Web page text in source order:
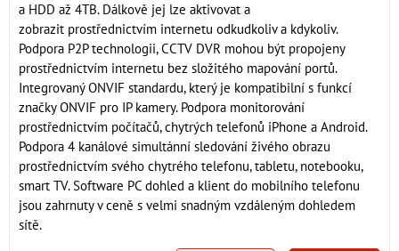
a HDD až 4TB. Dálkově jej lze aktivovat a
zobrazit prostřednictvím internetu odkudkoliv a kdykoliv.
Podpora P2P technologii, CCTV DVR mohou být propojeny
prostřednictvím internetu bez složitého mapování portů.
Integrovaný ONVIF standardu, který je kompatibilní s funkcí
značky ONVIF pro IP kamery. Podpora monitorování
prostřednictvím počítačů, chytrých telefonů iPhone a Android.
Podpora 4 kanálové simultánní sledování živého obrazu
prostřednictvím svého chytrého telefonu, tabletu, notebooku,
smart TV. Software PC dohled a klient do mobilního telefonu
jsou zahrnuty v ceně s velmi snadným vzdáleným dohledem
sítě.